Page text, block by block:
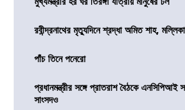
রবীন্দ্রনাথের মৃত্যুদিনে শ্রদ্ধা অমিত শাহ,
পাঁচ তিনে পনেরো
প্রধানমন্ত্রীর সঙ্গে প্রাতরাশ বৈঠকে এনসিপিআই
সাংসদও